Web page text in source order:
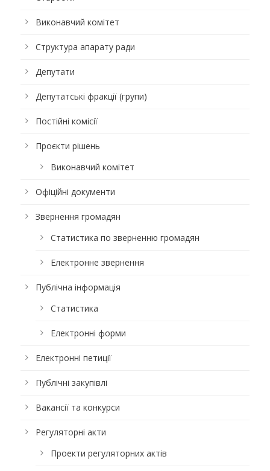
Виконавчий комітет
Структура апарату ради
Депутати
Депутатські фракції (групи)
Постійні комісії
Проєкти рішень
Виконавчий комітет
Офіційні документи
Звернення громадян
Статистика по зверненню громадян
Електронне звернення
Публічна інформація
Статистика
Електронні форми
Електронні петиції
Публічні закупівлі
Вакансії та конкурси
Регуляторні акти
Проекти регуляторних актів